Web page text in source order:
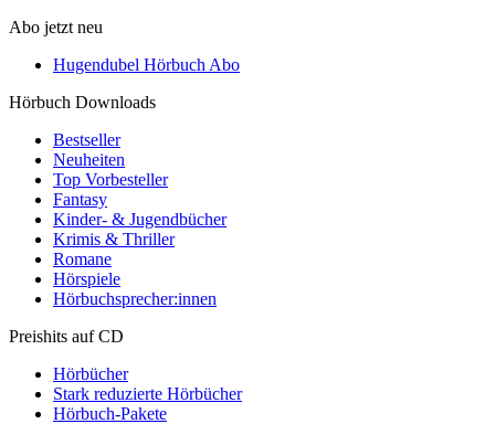
Abo jetzt neu
Hugendubel Hörbuch Abo
Hörbuch Downloads
Bestseller
Neuheiten
Top Vorbesteller
Fantasy
Kinder- & Jugendbücher
Krimis & Thriller
Romane
Hörspiele
Hörbuchsprecher:innen
Preishits auf CD
Hörbücher
Stark reduzierte Hörbücher
Hörbuch-Pakete